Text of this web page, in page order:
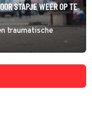
STAPJE WEER OP TE
traumatische